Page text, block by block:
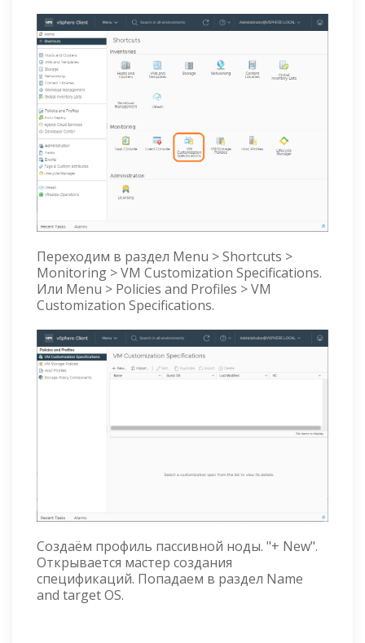
Переходим в раздел Menu > Shortcuts >
Monitoring > VM Customization Specifications.
Или Menu > Policies and Profiles > VM
Customization Specifications.
Создаём профиль пассивной ноды. "+ New".
Открывается мастер создания
спецификаций. Попадаем в раздел Name
and target OS.